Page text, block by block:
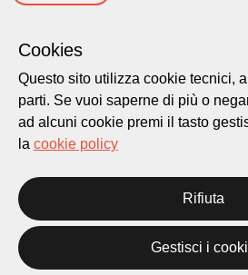
Città di Lugano
Cultura
Cookies
Questo sito utilizza cookie tecnici,
parti. Se vuoi saperne di più o
ad alcuni cookie premi il tasto
la cookie policy
Rifiuta
Gestisci i